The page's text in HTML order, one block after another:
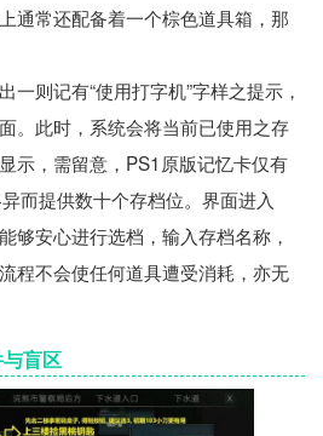
通常还配备着一个棕色道具箱，那
一则记有“使用打字机”字样之提示，
。此时，系统会将当前已使用之存
示，需留意，PS1原版记忆卡仅有
而提供数十个存档位。界面进入
够安心进行选档，输入存档名称，
程不会使任何道具遭受消耗，亦无
盲区